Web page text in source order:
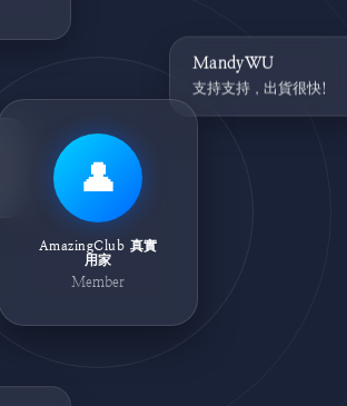
👤
AmazingClub 真實
用家
Member
MandyWU
支持支持，出貨很快!